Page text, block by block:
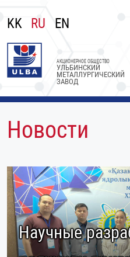
KK RU EN
УЛЬБИНСКИЙ
МЕТАЛЛУРГИЧЕСКИЙ
ЗАВОД
АКЦИОНЕРНОЕ ОБЩЕСТВО
Новости
Научные